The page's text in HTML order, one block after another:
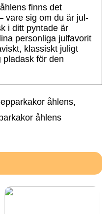
finns det
vare sig om du är jul-
i ditt pyntade är
personliga julfavorit
klassiskt juligt
pladask för den
åhlens,
åhlens